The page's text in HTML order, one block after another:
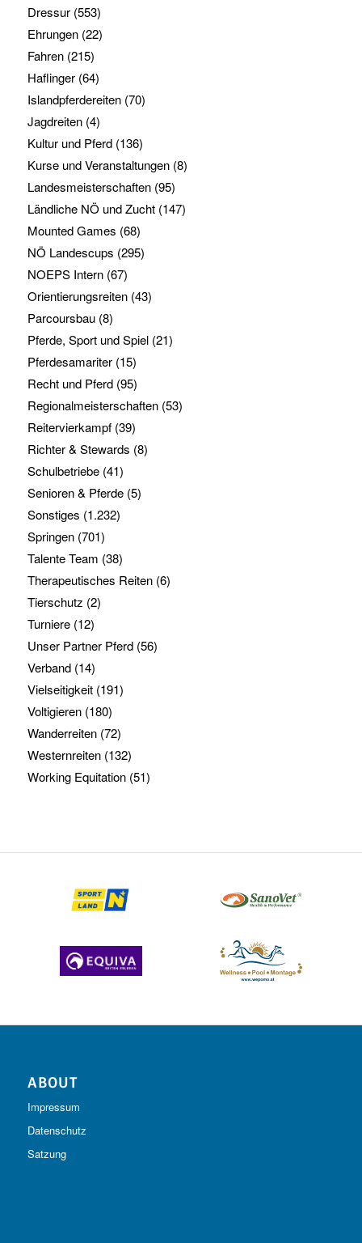
Dressur(553)
Ehrungen(22)
Fahren(215)
Haflinger(64)
Islandpferdereiten(70)
Jagdreiten(4)
Kultur und Pferd(136)
Kurse und Veranstaltungen(8)
Landesmeisterschaften(95)
Ländliche NÖ und Zucht(147)
Mounted Games (68)
NÖ Landescups (295)
NOEPS Intern(67)
Orientierungsreiten(43)
Parcoursbau(8)
Pferde, Sport und Spiel(21)
Pferdesamariter(15)
Recht und Pferd(95)
Regionalmeisterschaften(53)
Reitervierkampf(39)
Richter & Stewards (8)
Schulbetriebe(41)
Senioren & Pferde(5)
Sonstiges (1.232)
Springen(701)
Talente Team (38)
Therapeutisches Reiten(6)
Tierschutz (2)
Turniere(12)
Unser Partner Pferd(56)
Verband(14)
Vielseitigkeit(191)
Voltigieren(180)
Wanderreiten(72)
Westernreiten(132)
Working Equitation(51)
ABOUT
Impressum
Datenschutz
Satzung